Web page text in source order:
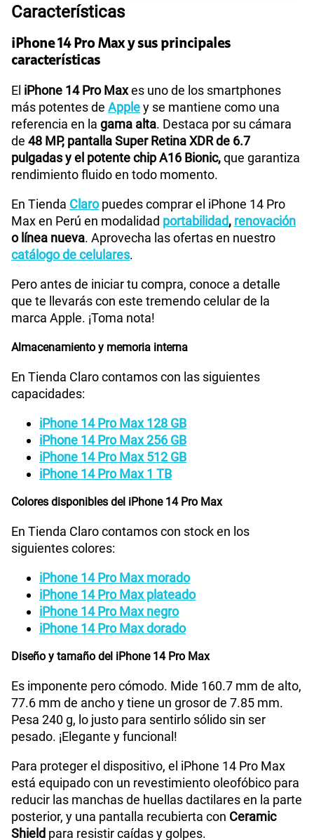
Tecnología de Pantalla
Procesador A16 Bionic
Tamaño de Pantalla Pantalla OLED de 6.7 pulgadas
WiFI
Peso 240 g
Bluetooth
Cámara de fotos Principal
Cámara de fotos Frontal
Tipo de Batería
Capacidad Memoria
GPS
Facial
cámara TrueDepth
Dimensión Ancho: 7,76 cm Alto: 16,07 cm Grosor: 0,78 cm
Carga
rápida
Hasta un 50% de carga en aproximadamente 30
minutos11 con un adaptador de 20 W o superior
(disponible por separado)
Características
iPhone 14 Pro Max y sus principales
características
El iPhone 14 Pro Maxes uno de los smartphones
más potentes de Appley se mantiene como una
referencia en la gama alta. Destaca por su cámara
de 48 MP, pantalla Super Retina XDR de 6.7
pulgadas y el potente chip A16 Bionic,que garantiza
rendimiento fluido en todo momento.
En Tienda Claropuedes comprar el iPhone 14 Pro
Max en Perú en modalidad portabilidad, renovación
o línea nueva. Aprovecha las ofertas en nuestro
catálogo de celulares.
Pero antes de iniciar tu compra, conoce a detalle
que te llevarás con este tremendo celular de la
marca Apple. ¡Toma nota!
Almacenamiento y memoria interna
En Tienda Claro contamos con las siguientes
capacidades:
iPhone 14 Pro Max 128 GB
iPhone 14 Pro Max 256 GB
iPhone 14 Pro Max 512 GB
iPhone 14 Pro Max 1 TB
Colores disponibles del iPhone 14 Pro Max
En Tienda Claro contamos con stock en los
siguientes colores:
iPhone 14 Pro Max morado
iPhone 14 Pro Max plateado
iPhone 14 Pro Max negro
iPhone 14 Pro Max dorado
Diseño y tamaño del iPhone 14 Pro Max
Es imponente pero cómodo. Mide 160.7 mm de alto,
77.6 mm de ancho y tiene un grosor de 7.85 mm.
Pesa 240 g, lo justo para sentirlo sólido sin ser
pesado. ¡Elegante y funcional!
Para proteger el dispositivo, el iPhone 14 Pro Max
está equipado con un revestimiento oleofóbico para
reducir las manchas de huellas dactilares en la parte
posterior, y una pantalla recubierta con Ceramic
Shield para resistir caídas y golpes.